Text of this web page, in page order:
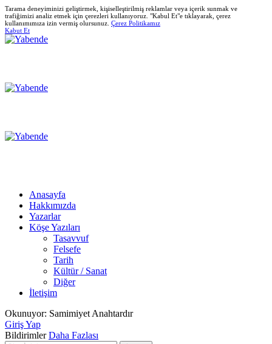
Tarama deneyiminizi geliştirmek, kişiselleştirilmiş reklamlar veya içerik sunmak ve
trafiğimizi analiz etmek için çerezleri kullanıyoruz. "Kabul Et"e tıklayarak, çerez
kullanımımıza izin vermiş olursunuz. Çerez Politikamız
Kabut Et
Anasayfa
Hakkımızda
Yazarlar
Köşe Yazıları
Tasavvuf
Felsefe
Tarih
Kültür / Sanat
Diğer
İletişim
Okunuyor: Samimiyet Anahtardır
Giriş Yap
Bildirimler Daha Fazlası